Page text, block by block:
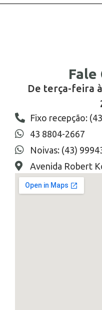
Fale
De terça-feira
Fixo recepção:
43 8804-2667
Noivas: (43)
Avenida Robert